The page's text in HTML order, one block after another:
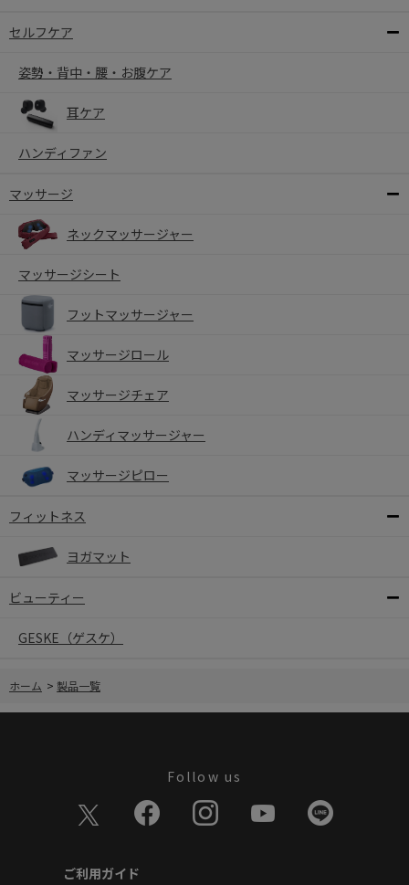
セルフケア
姿勢・背中・腰・お腹ケア
耳ケア
ハンディファン
マッサージ
ネックマッサージャー
マッサージシート
フットマッサージャー
マッサージロール
マッサージチェア
ハンディマッサージャー
マッサージピロー
フィットネス
ヨガマット
ビューティー
GESKE（ゲスケ）
ホーム > 製品一覧
Follow us
ご利用ガイド